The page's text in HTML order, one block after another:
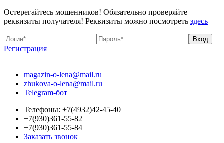
Остерегайтесь мошенников! Обязательно проверяйте
реквизиты получателя! Реквизиты можно посмотреть здесь
Регистрация
magazin-o-lena@mail.ru
zhukova-o-lena@mail.ru
Telegram-бот
Телефоны: +7(4932)42-45-40
+7(930)361-55-82
+7(930)361-55-84
Заказать звонок